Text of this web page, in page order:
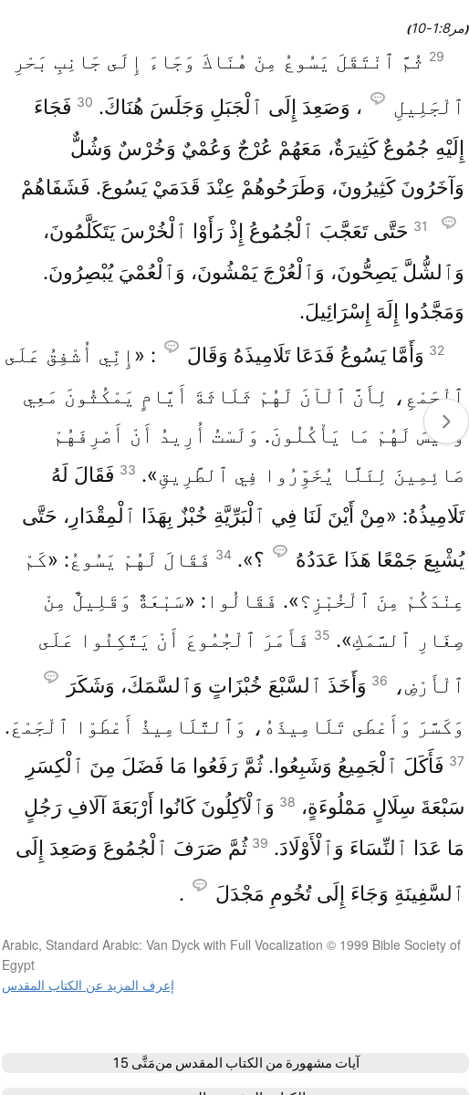
(مر8‏:1‏-10 )
29 ثُمَّ ٱنْتَقَلَ يَسُوعُ مِنْ هُنَاكَ وَجَاءَ إِلَى جَانِبِ بَحْرِ
ٱلْجَلِيلِ
، وَصَعِدَ إِلَى ٱلْجَبَلِ وَجَلَسَ هُنَاكَ. 30 فَجَاءَ
إِلَيْهِ جُمُوعٌ كَثِيرَةٌ، مَعَهُمْ عُرْجٌ وَعُمْيٌ وَخُرْسٌ وَشُلٌّ
وَآخَرُونَ كَثِيرُونَ، وَطَرَحُوهُمْ عِنْدَ قَدَمَيْ يَسُوعَ. فَشَفَاهُمْ
31 حَتَّى تَعَجَّبَ ٱلْجُمُوعُ إِذْ رَأَوْا ٱلْخُرْسَ يَتَكَلَّمُونَ،
وَٱلشُّلَّ يَصِحُّونَ، وَٱلْعُرْجَ يَمْشُونَ، وَٱلْعُمْيَ يُبْصِرُونَ.
وَمَجَّدُوا إِلَهَ إِسْرَائِيلَ.
32 وَأَمَّا يَسُوعُ فَدَعَا تَلَامِيذَهُ وَقَالَ
: «إِنِّي أُشْفِقُ عَلَى
ٱلْجَمْعِ، لِأَنَّ ٱلْآنَ لَهُمْ ثَلَاثَةَ أَيَّامٍ يَمْكُثُونَ مَعِي
وَلَيْسَ لَهُمْ مَا يَأْكُلُونَ. وَلَسْتُ أُرِيدُ أَنْ أَصْرِفَهُمْ
صَائِمِينَ لِئَلَّا يُخَوِّرُوا فِي ٱلطَّرِيقِ». 33 فَقَالَ لَهُ
تَلَامِيذُهُ: «مِنْ أَيْنَ لَنَا فِي ٱلْبَرِّيَّةِ خُبْزٌ بِهَذَا ٱلْمِقْدَارِ، حَتَّى
يُشْبِعَ جَمْعًا هَذَا عَدَدُهُ
؟». 34 فَقَالَ لَهُمْ يَسُوعُ: «كَمْ
عِنْدَكُمْ مِنَ ٱلْخُبْزِ؟». فَقَالُوا: «سَبْعَةٌ وَقَلِيلٌ مِنْ
صِغَارِ ٱلسَّمَكِ». 35 فَأَمَرَ ٱلْجُمُوعَ أَنْ يَتَّكِئُوا عَلَى
ٱلْأَرْضِ،
36 وَأَخَذَ ٱلسَّبْعَ خُبْزَاتٍ وَٱلسَّمَكَ، وَشَكَرَ
وَكَسَّرَ وَأَعْطَى تَلَامِيذَهُ، وَٱلتَّلَامِيذُ أَعْطَوْا ٱلْجَمْعَ.
37 فَأَكَلَ ٱلْجَمِيعُ وَشَبِعُوا. ثُمَّ رَفَعُوا مَا فَضَلَ مِنَ ٱلْكِسَرِ
سَبْعَةَ سِلَالٍ مَمْلُوءَةٍ، 38 وَٱلْآكِلُونَ كَانُوا أَرْبَعَةَ آلَافِ رَجُلٍ
مَا عَدَا ٱلنِّسَاءَ وَٱلْأَوْلَادَ. 39 ثُمَّ صَرَفَ ٱلْجُمُوعَ وَصَعِدَ إِلَى
ٱلسَّفِينَةِ وَجَاءَ إِلَى تُخُومِ مَجْدَلَ
.
Arabic, Standard Arabic: Van Dyck with Full Vocalization © 1999 Bible Society of
Egypt
إعرف المزيد عن الكتاب المقدس
آيات مشهورة من الكتاب المقدس منمَتَّى 15